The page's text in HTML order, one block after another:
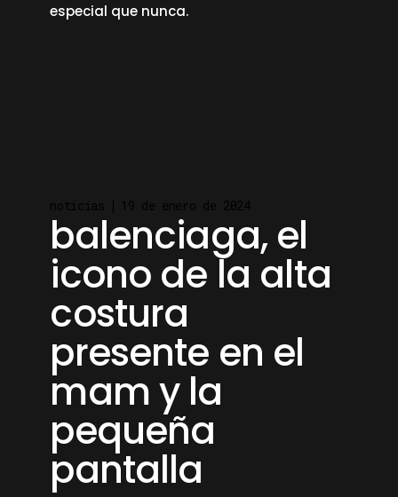
especial que nunca.
balenciaga, el
icono de la alta
costura
presente en el
mam y la
pequeña
pantalla